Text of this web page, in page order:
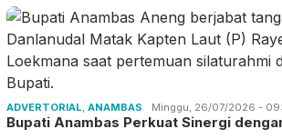
ADVERTORIAL ANAMBAS Minggu, 26/07/2026 -
Bupati Anambas Perkuat Sinergi